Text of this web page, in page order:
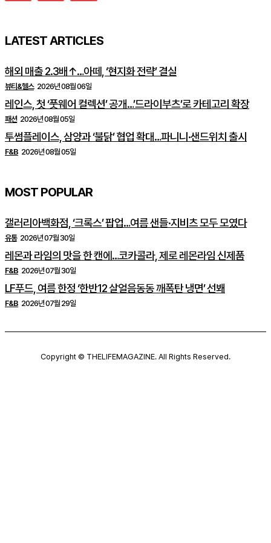
LATEST ARTICLES
해외 매출 2.3배↑…아떼, ‘현지화 전략’ 결실
뷰티&헬스 2026년 08월 06일
레인스, 첫 ‘풋웨어 컬렉션’ 공개…’드라이부츠’로 카테고리 확장
패션 2026년 08월 05일
투썸플레이스, 삼양과 ‘불닭’ 협업 확대…파니니·샌드위치 출시
F&B 2026년 08월 05일
MOST POPULAR
갤러리아백화점, ‘크록스’ 팝업…여름 샌들·지비츠 모두 모였다
유통 2026년 07월 30일
레몬과 라임의 맛을 한 캔에…코카콜라, 제로 레몬라임 신제품
F&B 2026년 07월 30일
LF푸드, 여름 한정 ‘한반12 살얼음동동 깨폭탄 냉면’ 선봬
F&B 2026년 07월 29일
Copyright © THELIFEMAGAZINE. All Rights Reserved.